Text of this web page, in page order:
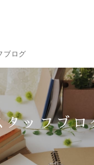
ブログ
タッフブロ